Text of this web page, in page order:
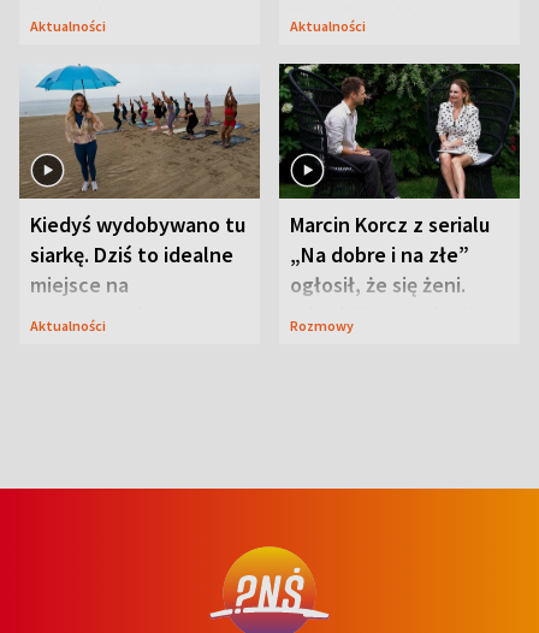
Przyrodnicy zwracają
Aktualności
Tarnobrzeskim
Aktualności
Kiedyś wydobywano tu
siarkę. Dziś to idealne
miejsce na
wypoczynek
Aktualności
Marcin Korcz z serialu
„Na dobre i na złe”
ogłosił, że się żeni.
Zdradził, co zmienił
Rozmowy